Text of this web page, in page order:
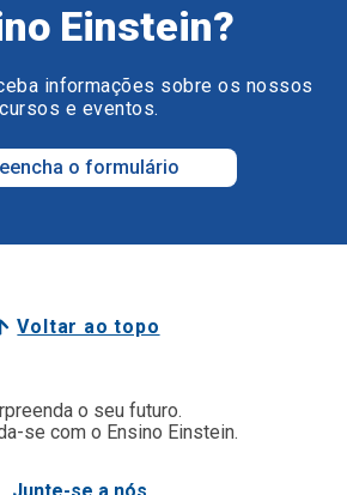
Einstein?
informações sobre os nossos
cursos e eventos.
o formulário
Voltar ao topo
o seu futuro.
se com o Ensino Einstein.